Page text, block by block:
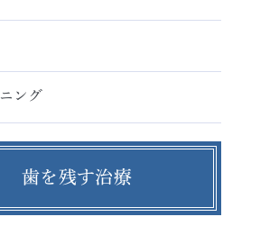
ング
歯を残す治療